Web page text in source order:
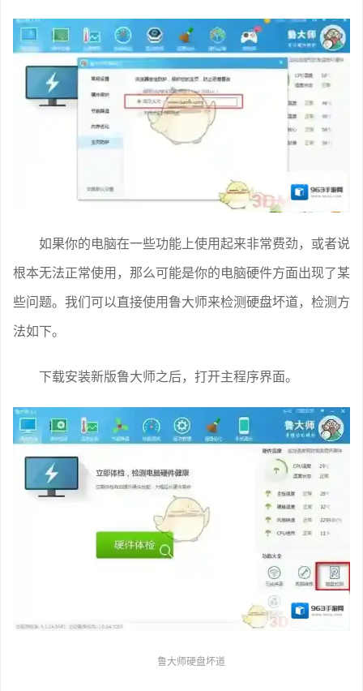
如果你的电脑在一些功能上使用起来非常费劲，或者说
根本无法正常使用，那么可能是你的电脑硬件方面出现了某
些问题。我们可以直接使用鲁大师来检测硬盘坏道，检测方
法如下。
下载安装新版鲁大师之后，打开主程序界面。
鲁大师硬盘坏道